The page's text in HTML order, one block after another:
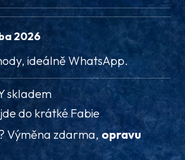
2026
ideálně WhatsApp.
skladem
do krátké Fabie
Výměna zdarma, opravu